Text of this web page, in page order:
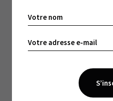
enterrés dans un remblai
déposés dans des pièces
Autre point important,
momies n’ont pas été
d’origine. En attestent, le